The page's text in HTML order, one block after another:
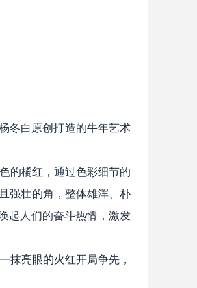
冬白原创打造的牛年艺术
的橘红，通过色彩细节的
强壮的角，整体雄浑、朴
起人们的奋斗热情，激发
亮眼的火红开局争先，